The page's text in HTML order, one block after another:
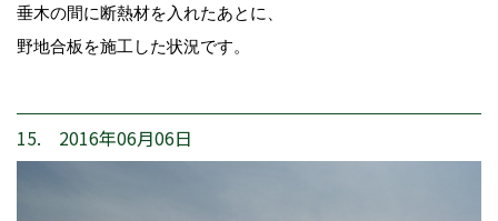
垂木の間に断熱材を入れたあとに、
野地合板を施工した状況です。
15. 2016年06月06日